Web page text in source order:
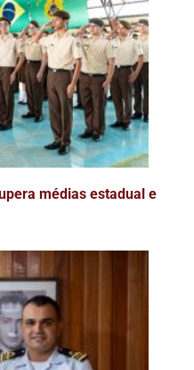
médias estadual e